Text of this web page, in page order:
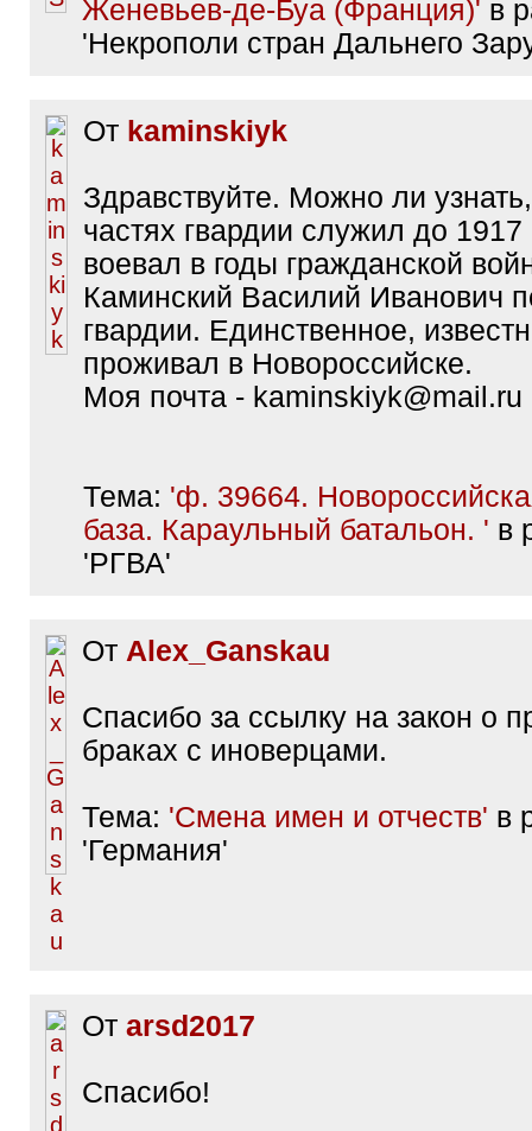
Женевьев-де-Буа (Франция)' в
'Некрополи стран Дальнего
От kaminskiyk
Здравствуйте. Можно ли
частях гвардии служил до 1917
воевал в годы гражданской
Каминский Василий Иванович
гвардии. Единственное,
проживал в Новороссийске.
Моя почта - kaminskiyk@mail.ru
Тема: 'ф. 39664.
база. Караульный батальон. ' в
'РГВА'
От Alex_Ganskau
Спасибо за ссылку на закон о
браках с иноверцами.
Тема: 'Смена имен и отчеств' в
'Германия'
От arsd2017
Спасибо!